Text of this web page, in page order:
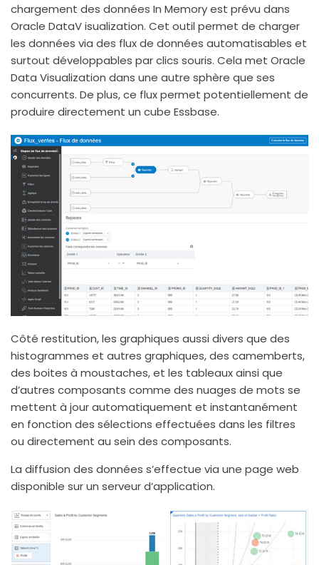
chargement des données In Memory est prévu dans
Oracle DataV isualization. Cet outil permet de charger
les données via des flux de données automatisables et
surtout développables par clics souris. Cela met Oracle
Data Visualization dans une autre sphère que ses
concurrents. De plus, ce flux permet potentiellement de
produire directement un cube Essbase.
Côté restitution, les graphiques aussi divers que des
histogrammes et autres graphiques, des camemberts,
des boites à moustaches, et les tableaux ainsi que
d’autres composants comme des nuages de mots se
mettent à jour automatiquement et instantanément
en fonction des sélections effectuées dans les filtres
ou directement au sein des composants.
La diffusion des données s’effectue via une page web
disponible sur un serveur d’application.